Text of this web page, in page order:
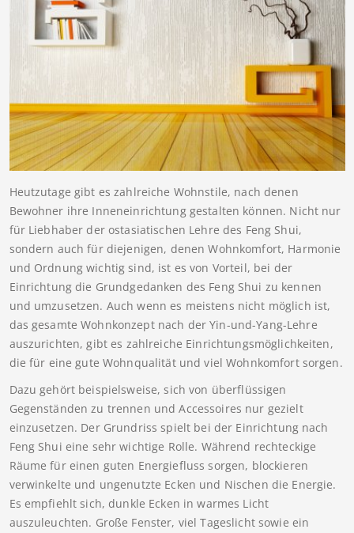
Heutzutage gibt es zahlreiche Wohnstile, nach denen
Bewohner ihre Inneneinrichtung gestalten können. Nicht nur
für Liebhaber der ostasiatischen Lehre des Feng Shui,
sondern auch für diejenigen, denen Wohnkomfort, Harmonie
und Ordnung wichtig sind, ist es von Vorteil, bei der
Einrichtung die Grundgedanken des Feng Shui zu kennen
und umzusetzen. Auch wenn es meistens nicht möglich ist,
das gesamte Wohnkonzept nach der Yin-und-Yang-Lehre
auszurichten, gibt es zahlreiche Einrichtungsmöglichkeiten,
die für eine gute Wohnqualität und viel Wohnkomfort sorgen.
Dazu gehört beispielsweise, sich von überflüssigen
Gegenständen zu trennen und Accessoires nur gezielt
einzusetzen. Der Grundriss spielt bei der Einrichtung nach
Feng Shui eine sehr wichtige Rolle. Während rechteckige
Räume für einen guten Energiefluss sorgen, blockieren
verwinkelte und ungenutzte Ecken und Nischen die Energie.
Es empfiehlt sich, dunkle Ecken in warmes Licht
auszuleuchten. Große Fenster, viel Tageslicht sowie ein